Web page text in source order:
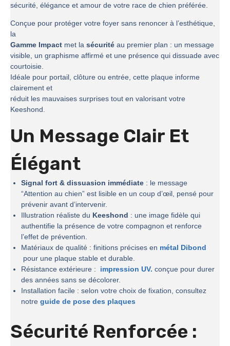
sécurité, élégance et amour de votre race de chien préférée.
Conçue pour protéger votre foyer sans renoncer à l’esthétique,
la
Gamme Impact met la sécurité au premier plan : un message
visible, un graphisme affirmé et une présence qui dissuade avec
courtoisie.
Idéale pour portail, clôture ou entrée, cette plaque informe
clairement et
réduit les mauvaises surprises tout en valorisant votre
Keeshond.
Un Message Clair Et
Élégant
Signal fort & dissuasion immédiate : le message
“Attention au chien” est lisible en un coup d’œil, pensé pour
prévenir avant d’intervenir.
Illustration réaliste du Keeshond : une image fidèle qui
authentifie la présence de votre compagnon et renforce
l’effet de prévention.
Matériaux de qualité : finitions précises en métal Dibond
pour une plaque stable et durable.
Résistance extérieure :
impression UV. conçue pour durer
des années sans se décolorer.
Installation facile : selon votre choix de fixation, consultez
notre guide de pose des plaques
Sécurité Renforcée :